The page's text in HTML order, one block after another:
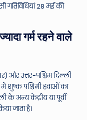
गतिविधियां 28 मई की
गर्म रहने वाले
और उत्तर-पश्चिम दिल्ली
में शुष्क पश्चिमी हवाओं का
के अन्य केंद्रीय या पूर्वी
जाता है।